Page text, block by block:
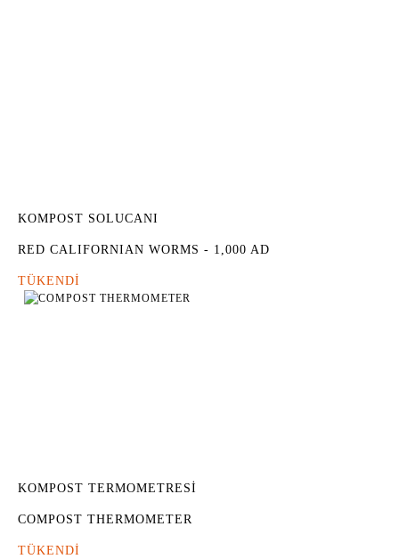
KOMPOST SOLUCANI
RED CALIFORNIAN WORMS - 1,000 AD
TÜKENDİ
KOMPOST TERMOMETRESİ
COMPOST THERMOMETER
TÜKENDİ